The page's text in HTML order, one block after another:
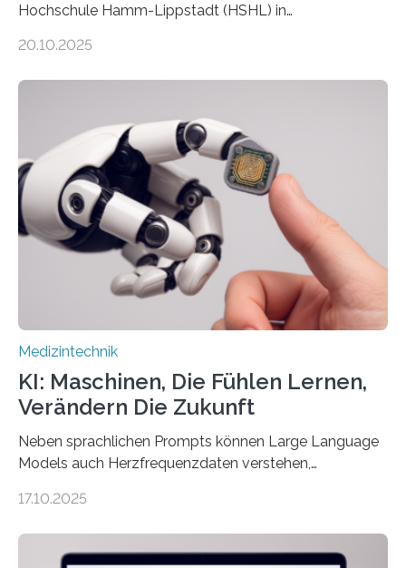
Hochschule Hamm-Lippstadt (HSHL) in
auf Personen ab, die bettlägerig sind oder in ihrer
Entwicklung der Sensorik und Datenübertragung. Die
HSHL verantwortet die wissenschaftliche Begleitung
sowie die KI-gestützte Datenauswertung. Das Ziel ist
die Entwicklung eines berührungslosen
Assistenzsystems, das den Zustand der Person
kontinuierlich erfasst, pflegende Personen unterstützt
und in Notfällen selbstständig Alarm schlägt. „Die Idee
20.10.2025
Medizintechnik
KI: Maschinen, Die Fühlen Lernen,
Verändern Die Zukunft
Neben sprachlichen Prompts können Large Language
Models auch Herzfrequenzdaten verstehen,
haben Dr. Morris Gellisch, ehemals an der Ruhr-
und Boris Burr von der Ruhr-Universität Bochum in
17.10.2025